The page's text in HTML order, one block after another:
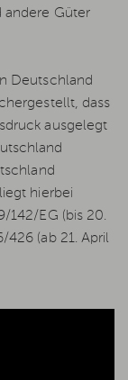
andere Güter
Deutschland
dass
ausgelegt
hierbei
142/EG (bis 20.
426 (ab 21. April